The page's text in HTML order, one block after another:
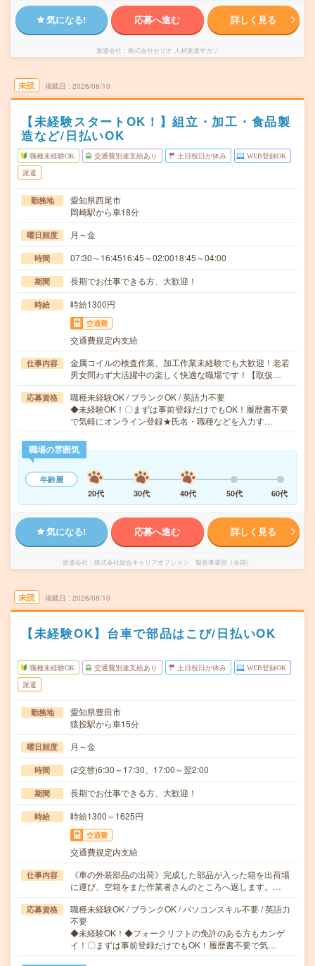
気になる! 応募へ進む 詳しく見る
派遣会社 株式会社セリオ 人材派遣サカソ
未読 掲載日 2026/08/10
【未経験スタートOK！】組立・加工・食品製
造など/日払いOK
職種未経験OK 交通費別途支給あり 土日祝日が休み WEB登録OK
派遣
勤務地
愛知県西尾市
岡崎駅から車18分
曜日頻度 月～金
時間 07:30～16:4516:45～02:0018:45～04:00
期間 長期でお仕事できる方、大歓迎！
時給 時給1300円
交通費
交通費規定内支給
仕事内容
金属コイルの検査作業、加工作業未経験でも大歓迎！老若
男女問わず大活躍中の楽しく快適な職場です！【取扱…
応募資格
職種未経験OK / ブランクOK / 英語力不要
◆未経験OK！〇まずは事前登録だけでもOK！履歴書不要
で気軽にオンライン登録★氏名・職種などを入力す…
職場の雰囲気
年齢層
20代
30代 40代 50代 60代
気になる! 応募へ進む 詳しく見る
派遣会社 株式会社綜合キャリアオプション 製造事業部（全国）
未読 掲載日 2026/08/10
【未経験OK】台車で部品はこび/日払いOK
職種未経験OK 交通費別途支給あり 土日祝日が休み WEB登録OK
派遣
勤務地
愛知県豊田市
猿投駅から車15分
曜日頻度 月～金
時間 (2交替)6:30～17:30、17:00～翌2:00
期間 長期でお仕事できる方、大歓迎！
時給 時給1300～1625円
交通費
交通費規定内支給
仕事内容
《車の外装部品の出荷》完成した部品が入った箱を出荷場
に運び、空箱をまた作業者さんのところへ返します。…
応募資格
職種未経験OK / ブランクOK / パソコンスキル不要 / 英語力
不要
◆未経験OK！◆フォークリフトの免許のある方もカンゲ
イ！〇まずは事前登録だけでもOK！履歴書不要で気…